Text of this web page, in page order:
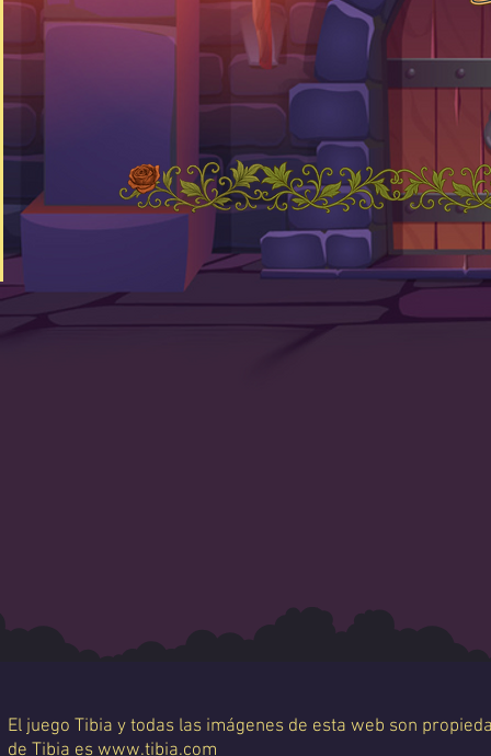
El juego Tibia y todas las imágenes de esta web son
de Tibia es www.tibia.com